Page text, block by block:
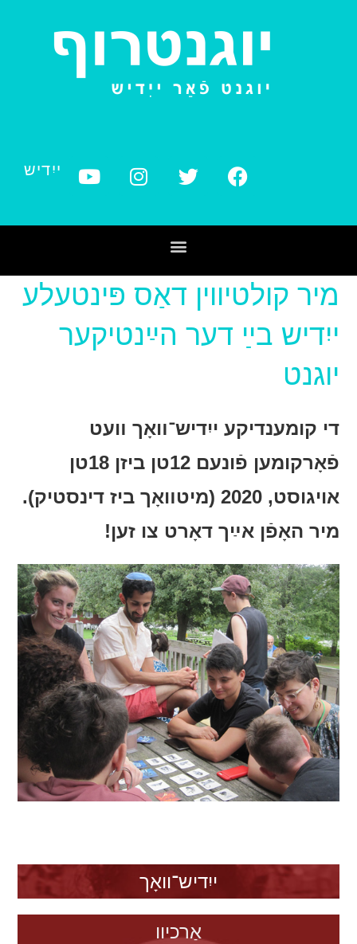
ייִדיש
מיר קולטיװין דאַס פּינטעלע
ייִדיש בײַ דער הײַנטיקער
יוגנט
די קומענדיקע ייִדיש־װאָך װעט
פֿאָרקומען פֿונעם 12טן ביזן 18טן
אויגוסט, 2020 (מיטװאָך ביז דינסטיק).
מיר האָפֿן אײַך דאָרט צו זען!
ייִדיש־װאָך
אַרכיװ